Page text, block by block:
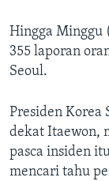
Hingga Minggu
355 laporan
Seoul.
Presiden Korea
dekat Itaewon,
pasca insiden
mencari tahu